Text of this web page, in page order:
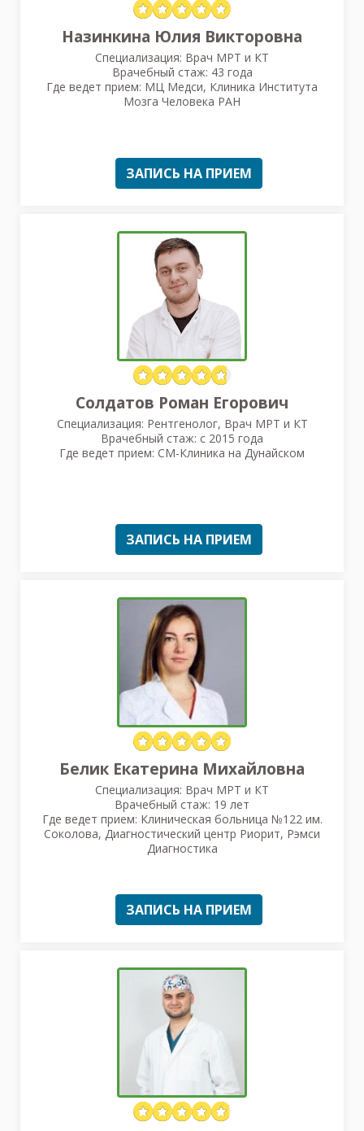
Назинкина Юлия Викторовна
Специализация: Врач МРТ и КТ
Врачебный стаж: 43 года
Где ведет прием: МЦ Медси, Клиника Института
Мозга Человека РАН
ЗАПИСЬ НА ПРИЕМ
Солдатов Роман Егорович
Специализация: Рентгенолог, Врач МРТ и КТ
Врачебный стаж: с 2015 года
Где ведет прием: СМ-Клиника на Дунайском
ЗАПИСЬ НА ПРИЕМ
Белик Екатерина Михайловна
Специализация: Врач МРТ и КТ
Врачебный стаж: 19 лет
Где ведет прием: Клиническая больница №122 им.
Соколова, Диагностический центр Риорит, Рэмси
Диагностика
ЗАПИСЬ НА ПРИЕМ